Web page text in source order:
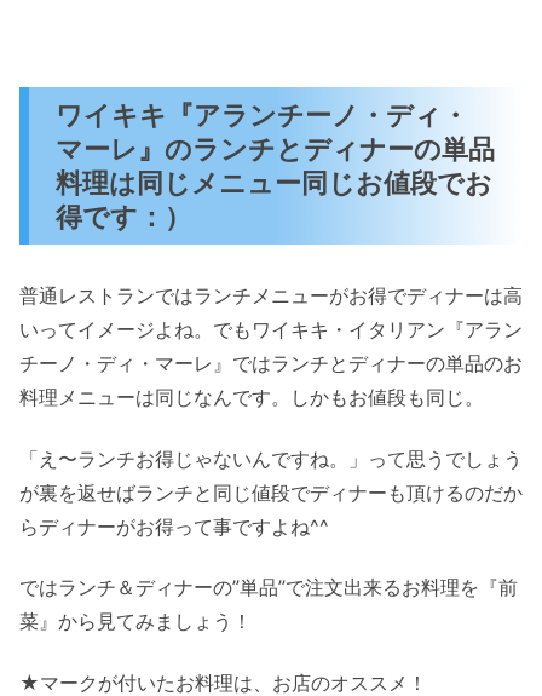
ワイキキ『アランチーノ・ディ・
マーレ』のランチとディナーの単品
料理は同じメニュー同じお値段でお
得です：）
普通レストランではランチメニューがお得でディナーは高
いってイメージよね。でもワイキキ・イタリアン『アラン
チーノ・ディ・マーレ』ではランチとディナーの単品のお
料理メニューは同じなんです。しかもお値段も同じ。
「え〜ランチお得じゃないんですね。」って思うでしょう
が裏を返せばランチと同じ値段でディナーも頂けるのだか
らディナーがお得って事ですよね^^
ではランチ＆ディナーの”単品”で注文出来るお料理を『前
菜』から見てみましょう！
★マークが付いたお料理は、お店のオススメ！